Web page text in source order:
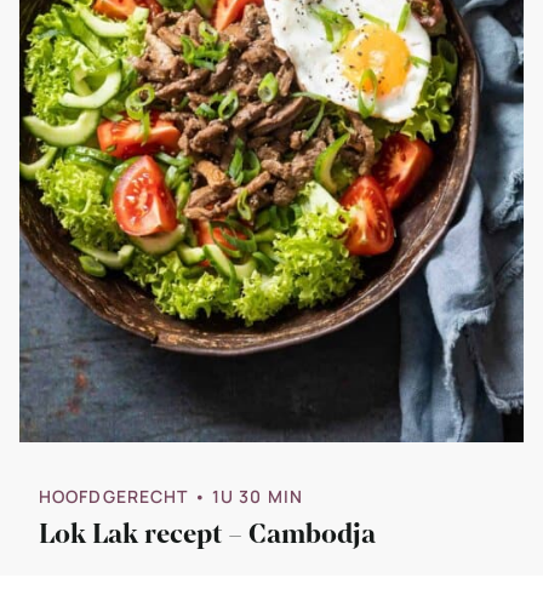
HOOFDGERECHT • 1U 30 MIN
Lok Lak recept – Cambodja